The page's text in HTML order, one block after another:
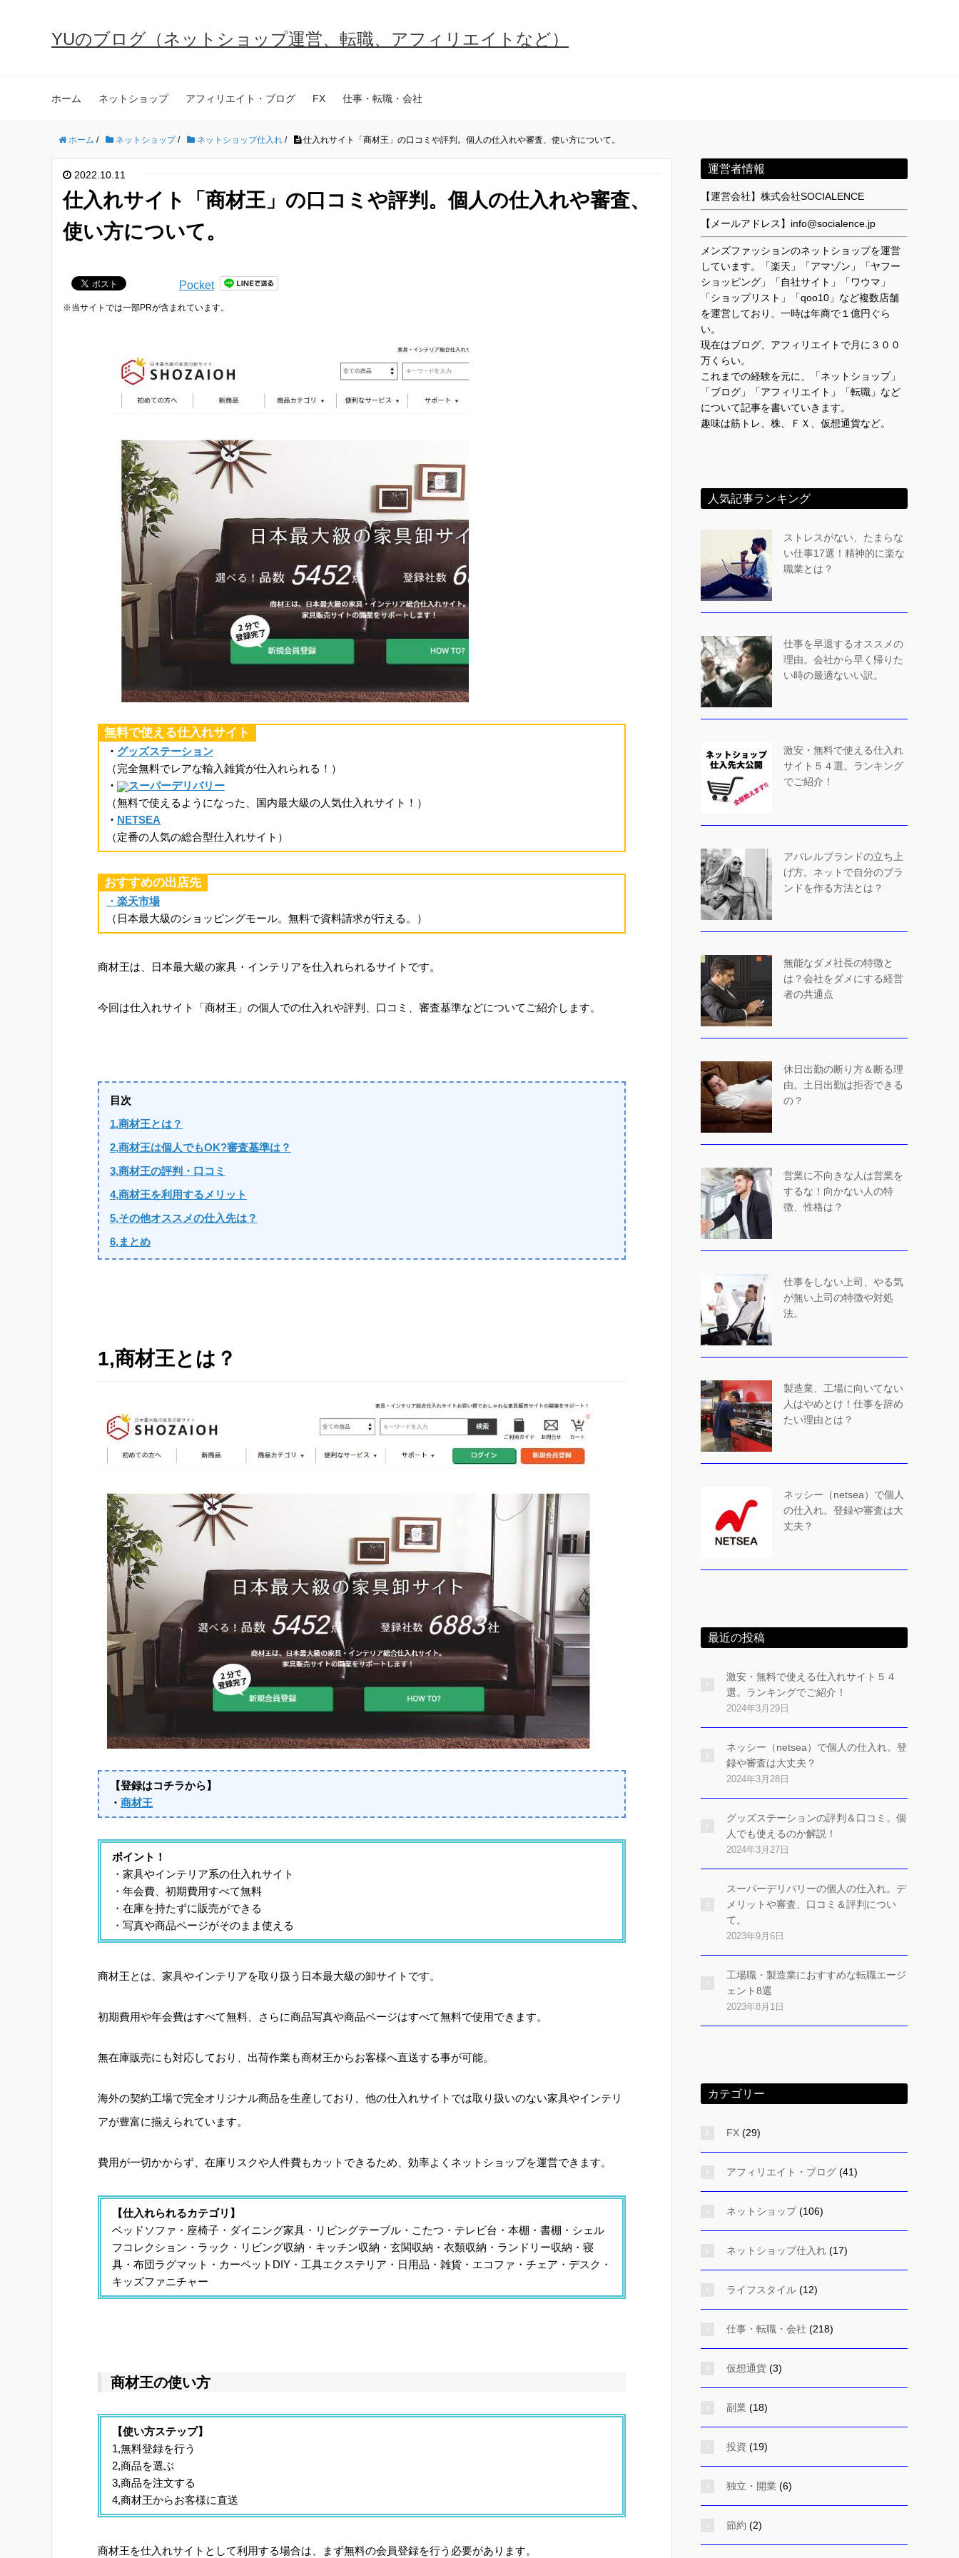
YUのブログ（ネットショップ運営、転職、アフィリエイトなど）
ホーム ネットショップ アフィリエイト・ブログ FX 仕事・転職・会社
ホーム / ネットショップ/ ネットショップ仕入れ / 仕入れサイト「商材王」の口コミや評判。個人の仕入れや審査、使い方について。
2022.10.11
仕入れサイト「商材王」の口コミや評判。個人の仕入れや審査、
使い方について。
Pocket
※当サイトでは一部PRが含まれています。
無料で使える仕入れサイト
・ グッズステーション
（完全無料でレアな輸入雑貨が仕入れられる！）
・
スーパーデリバリー
（無料で使えるようになった、国内最大級の人気仕入れサイト！）
・ NETSEA
（定番の人気の総合型仕入れサイト）
おすすめの出店先
・楽天市場
（日本最大級のショッピングモール。無料で資料請求が行える。）
商材王は、日本最大級の家具・インテリアを仕入れられるサイトです。
今回は仕入れサイト「商材王」の個人での仕入れや評判、口コミ、審査基準などについてご紹介します。
目次
1,商材王とは？
2,商材王は個人でもOK?審査基準は？
3,商材王の評判・口コミ
4,商材王を利用するメリット
5,その他オススメの仕入先は？
6,まとめ
1,商材王とは？
【登録はコチラから】
・ 商材王
ポイント！
・家具やインテリア系の仕入れサイト
・年会費、初期費用すべて無料
・在庫を持たずに販売ができる
・写真や商品ページがそのまま使える
商材王とは、家具やインテリアを取り扱う日本最大級の卸サイトです。
初期費用や年会費はすべて無料、さらに商品写真や商品ページはすべて無料で使用できます。
無在庫販売にも対応しており、出荷作業も商材王からお客様へ直送する事が可能。
海外の契約工場で完全オリジナル商品を生産しており、他の仕入れサイトでは取り扱いのない家具やインテリ
アが豊富に揃えられています。
費用が一切かからず、在庫リスクや人件費もカットできるため、効率よくネットショップを運営できます。
【仕入れられるカテゴリ】
ベッドソファ・座椅子・ダイニング家具・リビングテーブル・こたつ・テレビ台・本棚・書棚・シェル
フコレクション・ラック・リビング収納・キッチン収納・玄関収納・衣類収納・ランドリー収納・寝
具・布団ラグマット・カーペットDIY・工具エクステリア・日用品・雑貨・エコファ・チェア・デスク・
キッズファニチャー
商材王の使い方
【使い方ステップ】
1,無料登録を行う
2,商品を選ぶ
3,商品を注文する
4,商材王からお客様に直送
商材王を仕入れサイトとして利用する場合は、まず無料の会員登録を行う必要があります。
運営者情報
【運営会社】株式会社SOCIALENCE
【メールアドレス】info@socialence.jp
メンズファッションのネットショップを運営
しています。「楽天」「アマゾン」「ヤフー
ショッピング」「自社サイト」「ワウマ」
「ショップリスト」「qoo10」など複数店舗
を運営しており、一時は年商で１億円ぐら
い。
現在はブログ、アフィリエイトで月に３００
万くらい。
これまでの経験を元に、「ネットショップ」
「ブログ」「アフィリエイト」「転職」など
について記事を書いていきます。
趣味は筋トレ、株、ＦＸ、仮想通貨など。
人気記事ランキング
ストレスがない、たまらな
い仕事17選！精神的に楽な
職業とは？
仕事を早退するオススメの
理由。会社から早く帰りた
い時の最適ないい訳。
激安・無料で使える仕入れ
サイト５４選。ランキング
でご紹介！
アパレルブランドの立ち上
げ方。ネットで自分のブラ
ンドを作る方法とは？
無能なダメ社長の特徴と
は？会社をダメにする経営
者の共通点
休日出勤の断り方＆断る理
由。土日出勤は拒否できる
の？
営業に不向きな人は営業を
するな！向かない人の特
徴、性格は？
仕事をしない上司、やる気
が無い上司の特徴や対処
法。
製造業、工場に向いてない
人はやめとけ！仕事を辞め
たい理由とは？
ネッシー（netsea）で個人
の仕入れ。登録や審査は大
丈夫？
最近の投稿
激安・無料で使える仕入れサイト５４
選。ランキングでご紹介！
2024年3月29日
ネッシー（netsea）で個人の仕入れ。登
録や審査は大丈夫？
2024年3月28日
グッズステーションの評判＆口コミ。個
人でも使えるのか解説！
2024年3月27日
スーパーデリバリーの個人の仕入れ。デ
メリットや審査、口コミ＆評判につい
て。
2023年9月6日
工場職・製造業におすすめな転職エージ
ェント8選
2023年8月1日
カテゴリー
FX (29)
アフィリエイト・ブログ (41)
ネットショップ(106)
ネットショップ仕入れ (17)
ライフスタイル (12)
仕事・転職・会社 (218)
仮想通貨 (3)
副業 (18)
投資 (19)
独立・開業 (6)
節約 (2)